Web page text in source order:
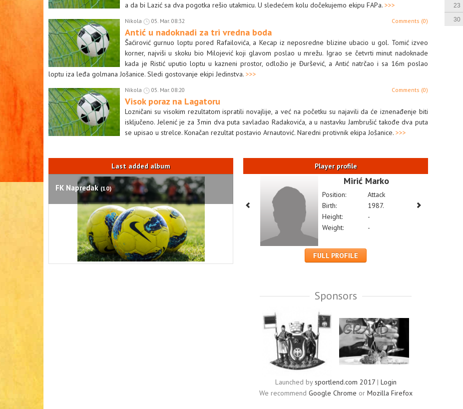
a da bi Lazić sa dva pogotka rešio utakmicu. U sledećem kolu dočekujemo ekipu FAPa. >>>
Nikola 05. Mar. 08:32 Comments (0)
Antić u nadoknadi za tri vredna boda
Šaćirović gurnuo loptu pored Rafailovića, a Kecap iz neposredne blizine ubacio u gol. Tomić izveo
korner, najviši u skoku bio Milojević koji glavom poslao u mrežu. Igrao se četvrti minut nadoknade
kada je Ristić uputio loptu u kazneni prostor, odložio je Đuršević, a Antić natrčao i sa 16m poslao
loptu iza leđa golmana Jošanice. Sledi gostovanje ekipi Jedinstva. >>>
Nikola 05. Mar. 08:20 Comments (0)
Visok poraz na Lagatoru
Lozničani su visokim rezultatom ispratili novajlije, a već na početku su najavili da će iznenađenje biti
isključeno. Jelenić je za 3min dva puta savladao Radakovića, a u nastavku Jambrušić takođe dva puta
se upisao u strelce. Konačan rezultat postavio Arnautović. Naredni protivnik ekipa Jošanice. >>>
Last added album
FK Napredak (10)
Player profile
Mirić Marko
Position:
Attack
Birth:
1987.
Height:
-
Weight:
-
FULL PROFILE
23
30
Sponsors
Launched bysportlend.com 2017| Login
We recommend Google Chrome or Mozilla Firefox